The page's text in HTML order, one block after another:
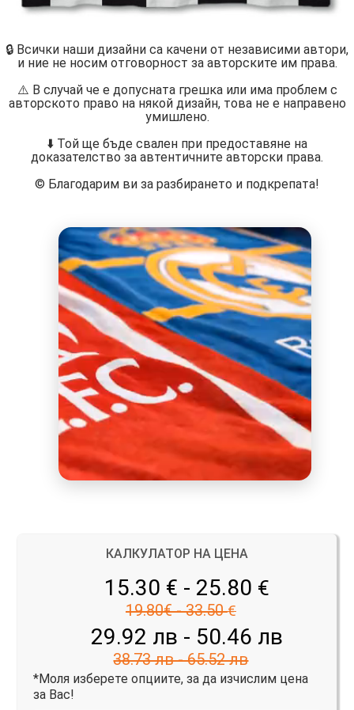
🔒 Всички наши дизайни са качени от независими автори,
и ние не носим отговорност за авторските им права.
⚠️ В случай че е допусната грешка или има проблем с
авторското право на някой дизайн, това не е направено
умишлено.
⬇️ Той ще бъде свален при предоставяне на
доказателство за автентичните авторски права.
©️ Благодарим ви за разбирането и подкрепата!
КАЛКУЛАТОР НА ЦЕНА
15.30 € - 25.80 €
19.80€ - 33.50 €
29.92 лв - 50.46 лв
38.73 лв - 65.52 лв
*Моля изберете опциите, за да изчислим цена
за Вас!